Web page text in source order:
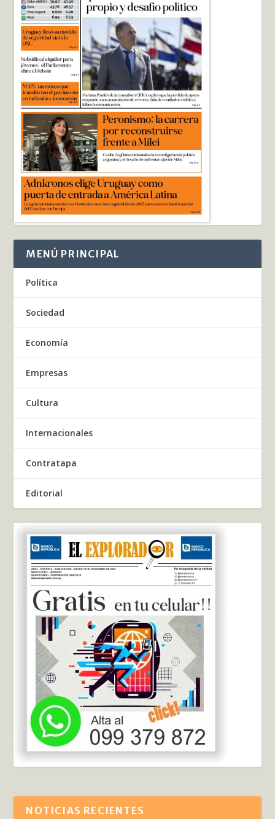
MENÚ PRINCIPAL
Política
Sociedad
Economía
Empresas
Cultura
Internacionales
Contratapa
Editorial
NOTICIAS RECIENTES